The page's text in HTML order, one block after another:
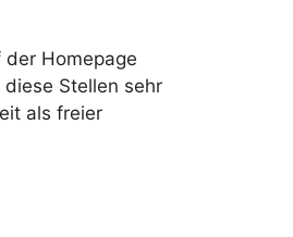
der Homepage
Stellen sehr
als freier